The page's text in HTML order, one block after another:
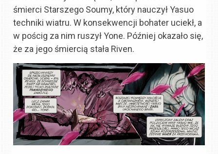
śmierci Starszego Soumy, który nauczył Yasuo
techniki wiatru. W konsekwencji bohater uciekł, a
w pościg za nim ruszył Yone. Później okazało się,
że za jego śmiercią stała Riven.